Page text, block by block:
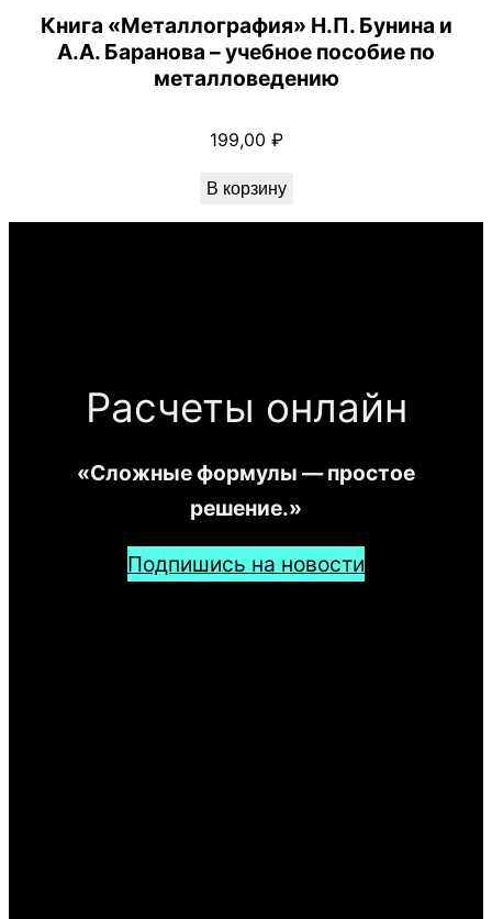
Книга «Металлография» Н.П. Бунина и
А.А. Баранова – учебное пособие по
металловедению
199,00 ₽
В корзину
Расчеты онлайн
«Сложные формулы — простое
решение.»
Подпишись на новости